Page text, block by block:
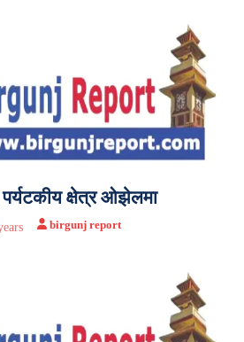
क्षेत्र ओझेलमा
birgunj report